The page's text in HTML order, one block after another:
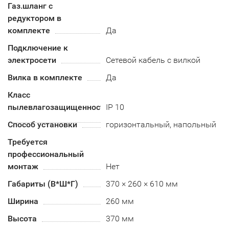
Газ.шланг с
редуктором в
комплекте
Да
Подключение к
электросети
Сетевой кабель с вилкой
Вилка в комплекте
Да
Класс
пылевлагозащищенностиIP 10
Способ установки
горизонтальный, напольный
Требуется
профессиональный
монтаж
Нет
Габариты (В*Ш*Г)
370 × 260 × 610 мм
Ширина
260 мм
Высота
370 мм